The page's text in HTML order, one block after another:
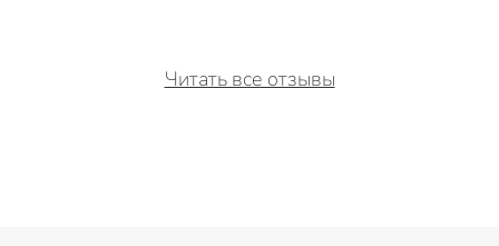
Читать все отзывы